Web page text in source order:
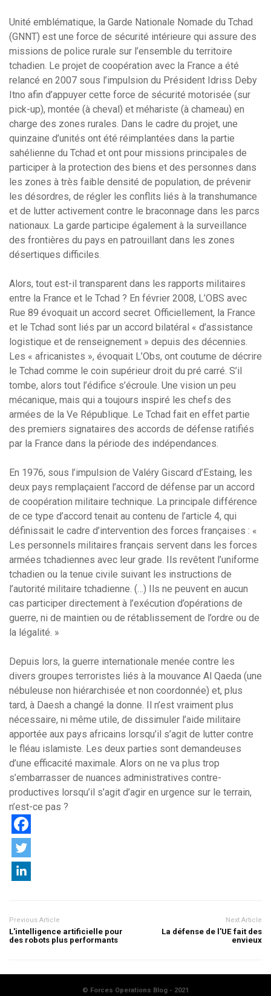
Unité emblématique, la Garde Nationale Nomade du Tchad
(GNNT) est une force de sécurité intérieure qui assure des
missions de police rurale sur l’ensemble du territoire
tchadien. Le projet de coopération avec la France a été
relancé en 2007 sous l’impulsion du Président Idriss Deby
Itno afin d’appuyer cette force de sécurité motorisée (sur
pick-up), montée (à cheval) et méhariste (à chameau) en
charge des zones rurales. Dans le cadre du projet, une
quinzaine d’unités ont été réimplantées dans la partie
sahélienne du Tchad et ont pour missions principales de
participer à la protection des biens et des personnes dans
les zones à très faible densité de population, de prévenir
les désordres, de régler les conflits liés à la transhumance
et de lutter activement contre le braconnage dans les parcs
nationaux. La garde participe également à la surveillance
des frontières du pays en patrouillant dans les zones
désertiques difficiles.
Alors, tout est-il transparent dans les rapports militaires
entre la France et le Tchad ? En février 2008, L’OBS avec
Rue 89 évoquait un accord secret. Officiellement, la France
et le Tchad sont liés par un accord bilatéral « d’assistance
logistique et de renseignement » depuis des décennies.
Les « africanistes », évoquait L’Obs, ont coutume de décrire
le Tchad comme le coin supérieur droit du pré carré. S’il
tombe, alors tout l’édifice s’écroule. Une vision un peu
mécanique, mais qui a toujours inspiré les chefs des
armées de la Ve République. Le Tchad fait en effet partie
des premiers signataires des accords de défense ratifiés
par la France dans la période des indépendances.
En 1976, sous l’impulsion de Valéry Giscard d’Estaing, les
deux pays remplaçaient l’accord de défense par un accord
de coopération militaire technique. La principale différence
de ce type d’accord tenait au contenu de l’article 4, qui
définissait le cadre d’intervention des forces françaises : «
Les personnels militaires français servent dans les forces
armées tchadiennes avec leur grade. Ils revêtent l’uniforme
tchadien ou la tenue civile suivant les instructions de
l’autorité militaire tchadienne. (…) Ils ne peuvent en aucun
cas participer directement à l’exécution d’opérations de
guerre, ni de maintien ou de rétablissement de l’ordre ou de
la légalité. »
Depuis lors, la guerre internationale menée contre les
divers groupes terroristes liés à la mouvance Al Qaeda (une
nébuleuse non hiérarchisée et non coordonnée) et, plus
tard, à Daesh a changé la donne. Il n’est vraiment plus
nécessaire, ni même utile, de dissimuler l’aide militaire
apportée aux pays africains lorsqu’il s’agit de lutter contre
le fléau islamiste. Les deux parties sont demandeuses
d’une efficacité maximale. Alors on ne va plus trop
s’embarrasser de nuances administratives contre-
productives lorsqu’il s’agit d’agir en urgence sur le terrain,
n’est-ce pas ?
Previous Article
L'intelligence artificielle pour
des robots plus performants
Next Article
La défense de l'UE fait des
envieux
© Forces Operations Blog - 2021